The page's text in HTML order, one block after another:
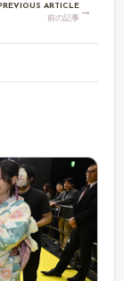
ARTICLE
前の記事 →